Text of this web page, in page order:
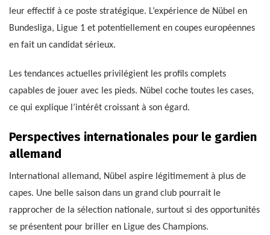
leur effectif à ce poste stratégique. L’expérience de Nübel en
Bundesliga, Ligue 1 et potentiellement en coupes européennes
en fait un candidat sérieux.
Les tendances actuelles privilégient les profils complets
capables de jouer avec les pieds. Nübel coche toutes les cases,
ce qui explique l’intérêt croissant à son égard.
Perspectives internationales pour le gardien
allemand
International allemand, Nübel aspire légitimement à plus de
capes. Une belle saison dans un grand club pourrait le
rapprocher de la sélection nationale, surtout si des opportunités
se présentent pour briller en Ligue des Champions.